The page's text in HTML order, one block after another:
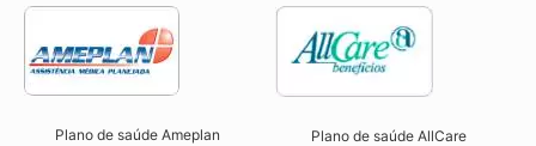
Plano de saúde Ameplan Plano de saúde AllCare